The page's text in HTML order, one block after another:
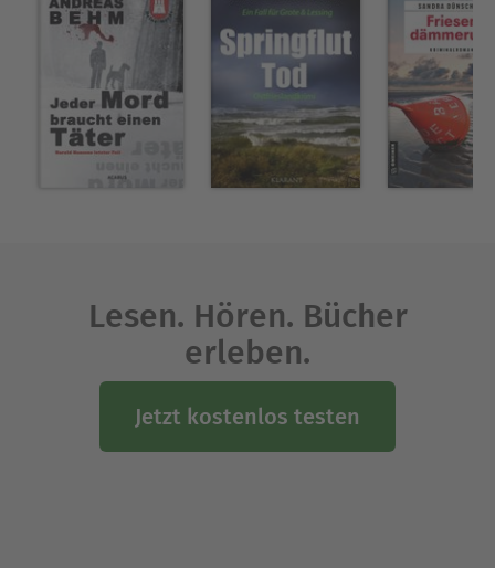
Lesen. Hören. Bücher
erleben.
Jetzt kostenlos testen